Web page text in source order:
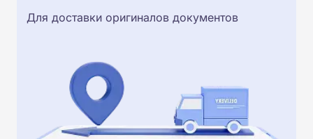
Для доставки оригиналов документов